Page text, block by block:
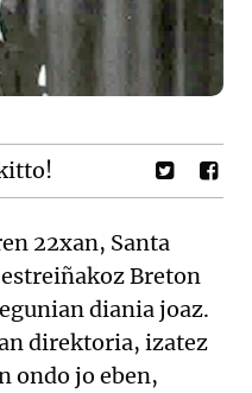
22xan, Santa
Breton
diania joaz.
direktoria, izatez
ondo jo eben,